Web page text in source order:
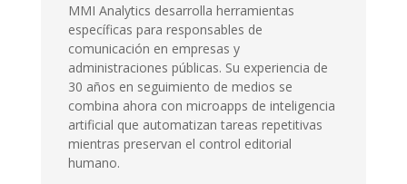
MMI Analytics desarrolla herramientas
específicas para responsables de
comunicación en empresas y
administraciones públicas. Su experiencia de
30 años en seguimiento de medios se
combina ahora con microapps de inteligencia
artificial que automatizan tareas repetitivas
mientras preservan el control editorial
humano.